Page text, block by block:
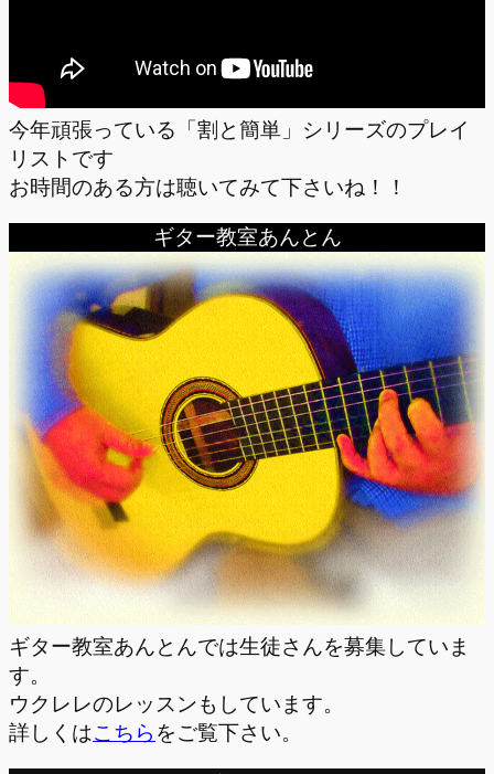
今年頑張っている「割と簡単」シリーズのプレイ
リストです
お時間のある方は聴いてみて下さいね！！
ギター教室あんとん
ギター教室あんとんでは生徒さんを募集していま
す。
ウクレレのレッスンもしています。
詳しくはこちら をご覧下さい。